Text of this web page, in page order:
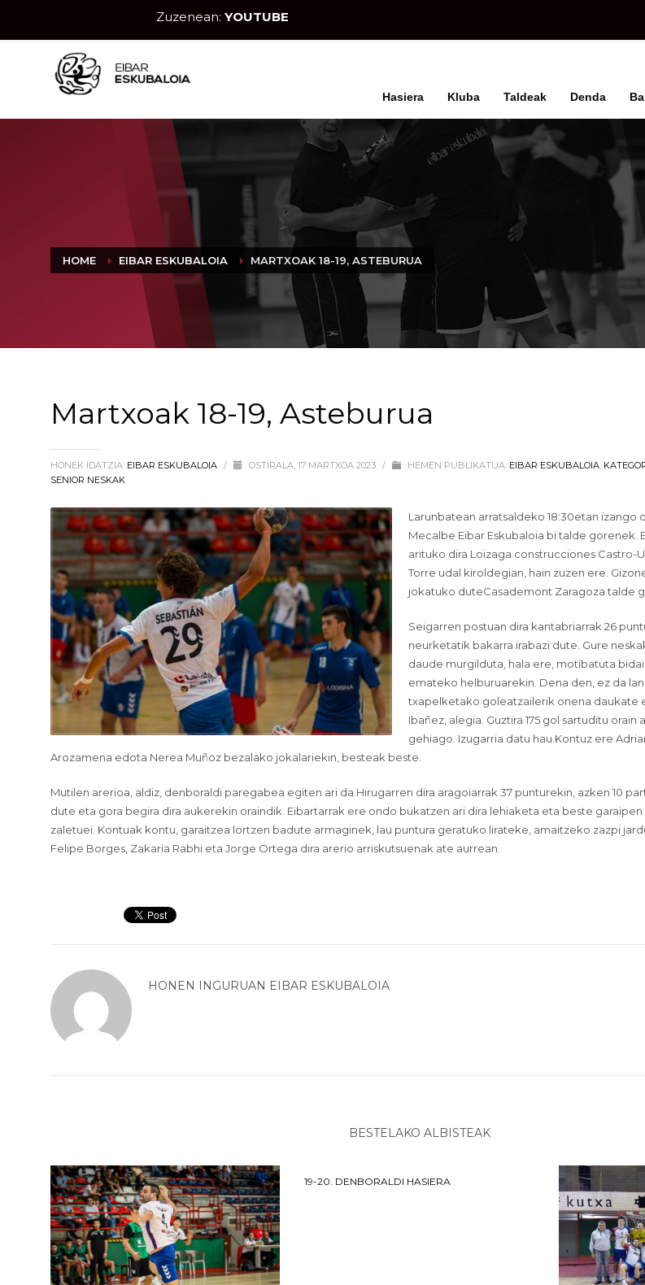
Hasiera Kluba Taldeak Denda
HOME EIBAR ESKUBALOIA MARTXOAK 18-19, ASTEBURUA
Martxoak 18-19, Asteburua
HONEK IDATZIA: EIBAR ESKUBALOIA / OSTIRALA, 17 MARTXOA 2023 / HEMEN PUBLIKATUA: EIBAR ESKUBALOIA,
SENIOR NESKAK
Larunbatean arratsaldeko 18:30etan izango
Mecalbe Eibar Eskubaloia bi talde gorenek.
arituko dira Loizaga construcciones Castro-
Torre udal kiroldegian, hain zuzen ere.
jokatuko duteCasademont Zaragoza talde
Seigarren postuan dira kantabriarrak 26
neurketatik bakarra irabazi dute. Gure
daude murgilduta, hala ere, motibatuta
emateko helburuarekin. Dena den, ez da lan
txapelketako goleatzailerik onena daukate
Ibañez, alegia. Guztira 175 gol sartuditu
gehiago. Izugarria datu hau.Kontuz ere
Arozamena edota Nerea Muñoz bezalako jokalariekin, besteak beste.
Mutilen arerioa, aldiz, denboraldi paregabea egiten ari da.Hirugarren dira aragoiarrak 37 punturekin, azken 10
dute eta gora begira dira aukerekin oraindik. Eibartarrak ere ondo bukatzen ari dira lehiaketa eta beste
zaletuei. Kontuak kontu, garaitzea lortzen badute armaginek, lau puntura geratuko lirateke, amaitzeko zazpi
Felipe Borges, Zakaria Rabhi eta Jorge Ortega dira arerio arriskutsuenak ate aurrean.
HONEN INGURUAN EIBAR ESKUBALOIA
BESTELAKO ALBISTEAK
19-20. DENBORALDI HASIERA
Zuzenean: YOUTUBE